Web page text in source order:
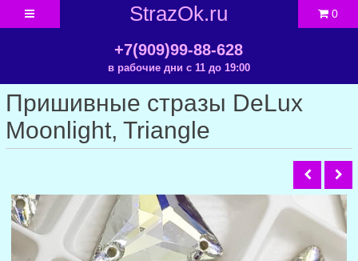
StrazOk.ru
+7(909)99-88-628
в рабочие дни с 11 до 19:00
0
Пришивные стразы DeLux
Moonlight, Triangle